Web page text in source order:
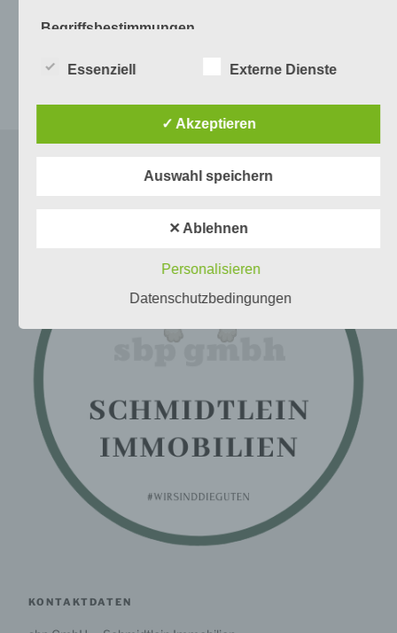
Falls Sie kein passendes Objekt in unseren
kurze Nachricht.
KONTAKTDATEN
Begriffsbestimmungen
Die Datenschutzerklärung beruht auf den
Datenschutz-Grundverordnung (DS-GVO) verwendet
wurden. Unsere Datenschutzerklärung soll sowohl für
die Öffentlichkeit als auch für unsere Kunden und
Um dies zu gewährleisten, möchten wir vorab die
Wir verwenden in dieser Datenschutzerklärung unter
a) personenbezogene Daten
Personenbezogene Daten sind alle Informationen, die
sich auf eine identifizierte oder identifizierbare
natürliche Person (im Folgenden „betroffene Person")
beziehen. Als identifizierbar wird eine natürliche
Person angesehen, die direkt oder indirekt,
insbesondere mittels Zuordnung zu einer Kennung wie
einem Namen, zu einer Kennnummer, zu
Standortdaten, zu einer Online-Kennung oder zu
einem oder mehreren besonderen Merkmalen, die
Ausdruck der physischen, physiologischen,
Essenziell Externe Dienste
✓ Akzeptieren
Auswahl speichern
✕ Ablehnen
Personalisieren
Datenschutzbedingungen